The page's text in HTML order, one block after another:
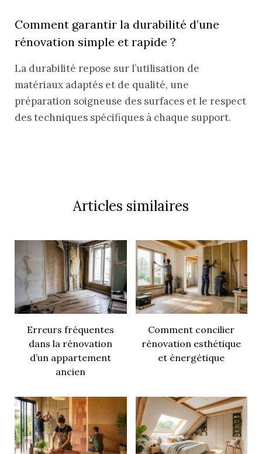
Comment garantir la durabilité d’une
rénovation simple et rapide ?
La durabilité repose sur l’utilisation de
matériaux adaptés et de qualité, une
préparation soigneuse des surfaces et le respect
des techniques spécifiques à chaque support.
Articles similaires
Erreurs fréquentes
dans la rénovation
d’un appartement
ancien
Comment concilier
rénovation esthétique
et énergétique